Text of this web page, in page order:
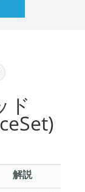
ド
解説